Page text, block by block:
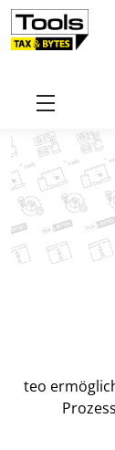
Startseite
teo